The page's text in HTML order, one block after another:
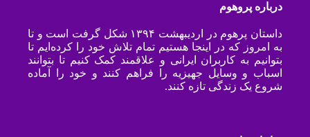
درباره پروهوم
داستان پرهوم در اردیبهشت ۱۳۹۴ شکل گرفت است و تا
به امروز که در اینجا هستیم تمام تلاش خود را کرده‌ایم تا
بتوانیم به کاربران ایرانی و علاقمند کمک کنیم تا بتوانند
اسباب و وسایل جهیزیه را فراهم کنند و خود را آماده
شروع یک زندگی تازه کنند.